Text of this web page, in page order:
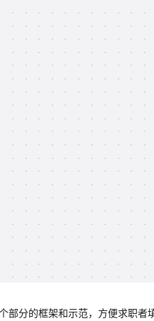
部分的框架和示范，方便求职